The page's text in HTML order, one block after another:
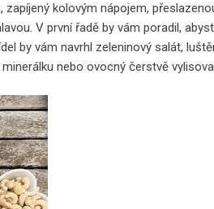
kolovým nápojem,
V první řadě by vám poradil,
by vám navrhl zeleninový salát,
nebo ovocný čerstvě